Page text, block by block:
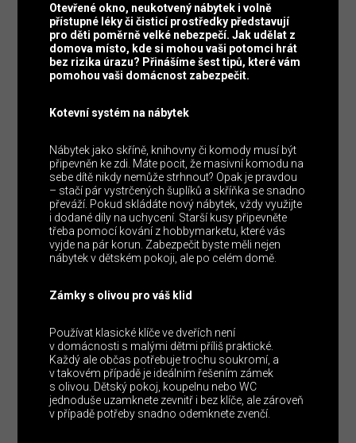
Otevřené okno, neukotvený nábytek i volně
přístupné léky či čisticí prostředky představují
pro děti poměrně velké nebezpečí. Jak udělat z
domova místo, kde si mohou vaši potomci hrát
bez rizika úrazu? Přinášíme šest tipů, které vám
pomohou vaši domácnost zabezpečit.
Kotevní systém na nábytek
Nábytek jako skříně, knihovny či komody musí být
připevněn ke zdi. Máte pocit, že masivní komodu na
sebe dítě nikdy nemůže strhnout? Opak je pravdou
– stačí pár vystrčených šuplíků a skříňka se snadno
převáží. Pokud skládáte nový nábytek, vždy využijte
i dodané díly na uchycení. Starší kusy připevněte
třeba pomocí kování z hobbymarketu, které vás
vyjde na pár korun. Zabezpečit byste měli nejen
nábytek v dětském pokoji, ale po celém domě.
Zámky s olivou pro váš klid
Používat klasické klíče ve dveřích není
v domácnosti s malými dětmi příliš praktické.
Každý ale občas potřebuje trochu soukromí, a
v takovém případě je ideálním řešením zámek
s olivou. Dětský pokoj, koupelnu nebo WC
jednoduše uzamknete zevnitř i bez klíče, ale zároveň
v případě potřeby snadno odemknete zvenčí.